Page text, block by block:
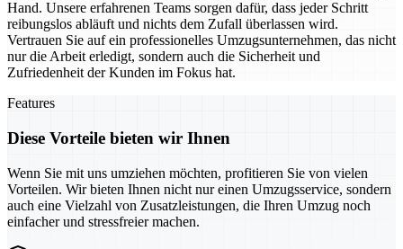
Hand. Unsere erfahrenen Teams sorgen dafür, dass jeder Schritt
reibungslos abläuft und nichts dem Zufall überlassen wird.
Vertrauen Sie auf ein professionelles Umzugsunternehmen, das nicht
nur die Arbeit erledigt, sondern auch die Sicherheit und
Zufriedenheit der Kunden im Fokus hat.
Features
Diese Vorteile bieten wir Ihnen
Wenn Sie mit uns umziehen möchten, profitieren Sie von vielen
Vorteilen. Wir bieten Ihnen nicht nur einen Umzugsservice, sondern
auch eine Vielzahl von Zusatzleistungen, die Ihren Umzug noch
einfacher und stressfreier machen.